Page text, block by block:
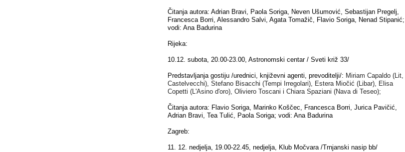
Čitanja autora: Adrian Bravi, Paola Soriga, Neven Ušumović, Sebastijan Pregelj,
Francesca Borri, Alessandro Salvi, Agata Tomažič, Flavio Soriga, Nenad Stipanić;
vodi: Ana Badurina
Rijeka:
10.12. subota, 20.00-23.00, Astronomski centar / Sveti križ 33/
Predstavljanja gostiju /urednici, književni agenti, prevoditelji/: Miriam Capaldo (Lit,
Castelvecchi), Stefano Bisacchi (Tempi Irregolari), Estera Miočić (Libar), Elisa
Copetti (L'Asino d'oro), Oliviero Toscani i Chiara Spaziani (Nava di Teseo);
Čitanja autora: Flavio Soriga, Marinko Koščec, Francesca Borri, Jurica Pavičić,
Adrian Bravi, Tea Tulić, Paola Soriga; vodi: Ana Badurina
Zagreb:
11. 12. nedjelja, 19.00-22.45, nedjelja, Klub Močvara /Trnjanski nasip bb/